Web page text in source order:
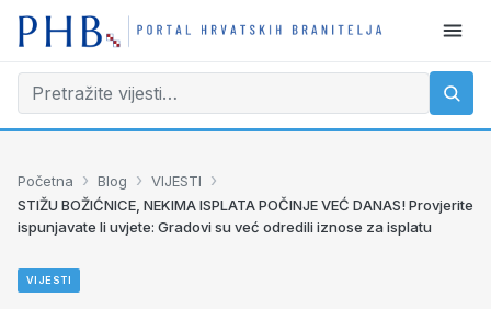
Početna › Blog › VIJESTI ›
STIŽU BOŽIĆNICE, NEKIMA ISPLATA POČINJE VEĆ DANAS! Provjerite
ispunjavate li uvjete: Gradovi su već odredili iznose za isplatu
VIJESTI